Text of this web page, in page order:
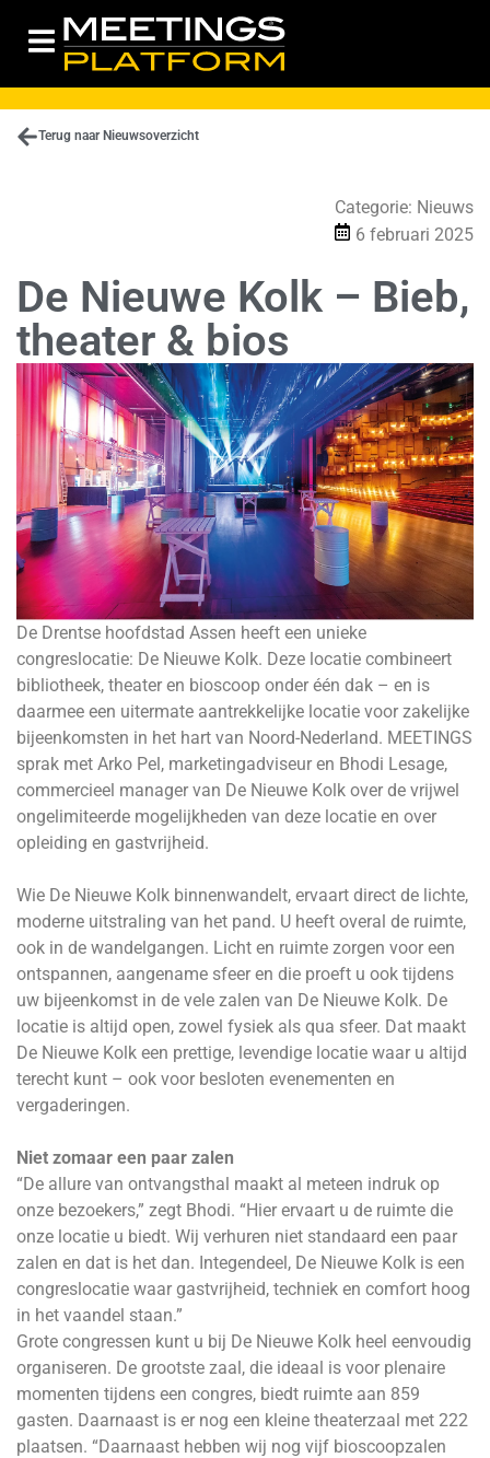
Terug naar Nieuwsoverzicht
Categorie: Nieuws
6 februari 2025
De Nieuwe Kolk – Bieb,
theater & bios
De Drentse hoofdstad Assen heeft een unieke
congreslocatie: De Nieuwe Kolk. Deze locatie combineert
bibliotheek, theater en bioscoop onder één dak – en is
daarmee een uitermate aantrekkelijke locatie voor zakelijke
bijeenkomsten in het hart van Noord-Nederland. MEETINGS
sprak met Arko Pel, marketingadviseur en Bhodi Lesage,
commercieel manager van De Nieuwe Kolk over de vrijwel
ongelimiteerde mogelijkheden van deze locatie en over
opleiding en gastvrijheid.
Wie De Nieuwe Kolk binnenwandelt, ervaart direct de lichte,
moderne uitstraling van het pand. U heeft overal de ruimte,
ook in de wandelgangen. Licht en ruimte zorgen voor een
ontspannen, aangename sfeer en die proeft u ook tijdens
uw bijeenkomst in de vele zalen van De Nieuwe Kolk. De
locatie is altijd open, zowel fysiek als qua sfeer. Dat maakt
De Nieuwe Kolk een prettige, levendige locatie waar u altijd
terecht kunt – ook voor besloten evenementen en
vergaderingen.
Niet zomaar een paar zalen
“De allure van ontvangsthal maakt al meteen indruk op
onze bezoekers,” zegt Bhodi. “Hier ervaart u de ruimte die
onze locatie u biedt. Wij verhuren niet standaard een paar
zalen en dat is het dan. Integendeel, De Nieuwe Kolk is een
congreslocatie waar gastvrijheid, techniek en comfort hoog
in het vaandel staan.”
Grote congressen kunt u bij De Nieuwe Kolk heel eenvoudig
organiseren. De grootste zaal, die ideaal is voor plenaire
momenten tijdens een congres, biedt ruimte aan 859
gasten. Daarnaast is er nog een kleine theaterzaal met 222
plaatsen. “Daarnaast hebben wij nog vijf bioscoopzalen